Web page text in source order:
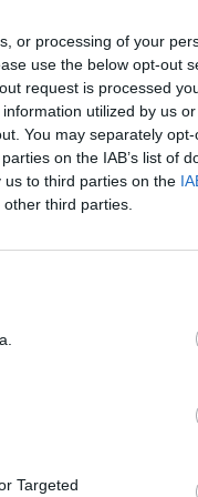
or processing of your
use the below opt-out
request is processed
utilized by us
You may separately
on the IAB’s list of
to third parties on the
third parties.
Targeted
μια
να
το